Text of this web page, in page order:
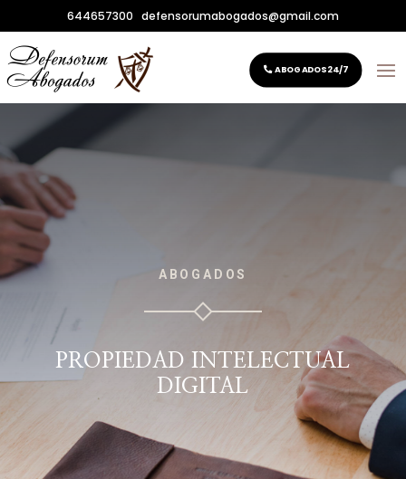
644657300 defensorumabogados@gmail.com
ABOGADOS 24/7
ABOGADOS
PROPIEDAD INTELECTUAL
DIGITAL